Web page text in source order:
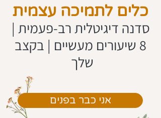
כלים לתמיכה עצמית
סדנה דיגיטלית רב-פעמית |
8 שיעורים מעשיים | בקצב
שלך
אני כבר בפנים